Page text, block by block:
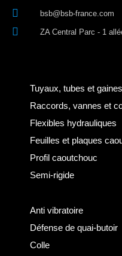
bsb@bsb-france.com
ZA Central Parc - 1
Tuyaux, tubes et gaines
Raccords, vannes et
Flexibles hydrauliques
Feuilles et plaques
Profil caoutchouc
Semi-rigide
Anti vibratoire
Défense de quai-butoir
Colle